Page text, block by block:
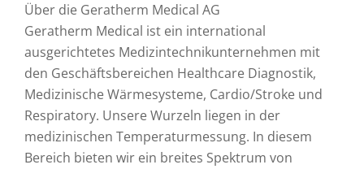
Über die Geratherm Medical AG
Geratherm Medical ist ein international
ausgerichtetes Medizintechnikunternehmen mit
den Geschäftsbereichen Healthcare Diagnostik,
Medizinische Wärmesysteme, Cardio/Stroke und
Respiratory. Unsere Wurzeln liegen in der
medizinischen Temperaturmessung. In diesem
Bereich bieten wir ein breites Spektrum von